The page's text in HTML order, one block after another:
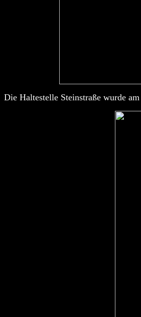
Die Haltestelle Steinstraße wurde